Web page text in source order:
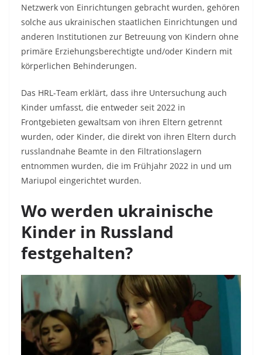
Netzwerk von Einrichtungen gebracht wurden, gehören
solche aus ukrainischen staatlichen Einrichtungen und
anderen Institutionen zur Betreuung von Kindern ohne
primäre Erziehungsberechtigte und/oder Kindern mit
körperlichen Behinderungen.
Das HRL-Team erklärt, dass ihre Untersuchung auch
Kinder umfasst, die entweder seit 2022 in
Frontgebieten gewaltsam von ihren Eltern getrennt
wurden, oder Kinder, die direkt von ihren Eltern durch
russlandnahe Beamte in den Filtrationslagern
entnommen wurden, die im Frühjahr 2022 in und um
Mariupol eingerichtet wurden.
Wo werden ukrainische
Kinder in Russland
festgehalten?